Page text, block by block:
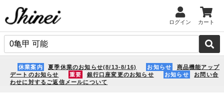
ログイン カート
休業案内 夏季休業のお知らせ(8/13-8/16) お知らせ
商品機能アップ
デートのお知らせ
重要 銀行口座変更のお知らせ お知らせ
お問い合
わせに対するご返信メールについて